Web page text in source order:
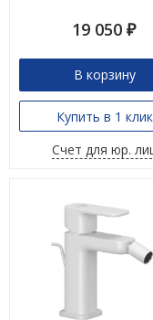
19 050 ₽
В корзину
Купить в 1 клик
Счет для юр.